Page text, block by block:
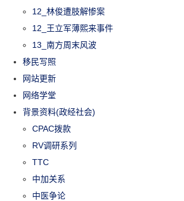
12_林俊遭肢解惨案
12_王立军薄熙来事件
13_南方周末风波
移民写照
网站更新
网络学堂
背景资料(政经社会)
CPAC拨款
RV调研系列
TTC
中加关系
中医争论